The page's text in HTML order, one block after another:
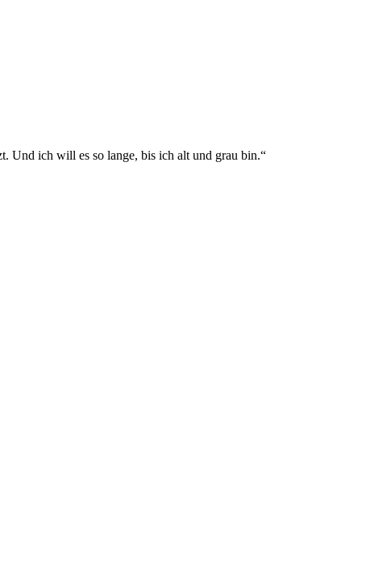
Und ich will es so lange, bis ich alt und grau bin.“